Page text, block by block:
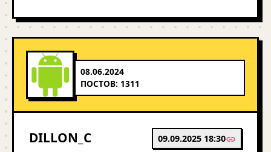
08.06.2024
ПОСТОВ: 1311
DILLON_C 09.09.2025 18:30